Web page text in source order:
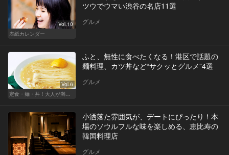
Vol.10
表紙カレンダー
ツウでウマい渋谷の名店11選
グルメ
Vol.6
定食・麺・丼！大人が満足できるサクッとグルメ
ふと、無性に食べたくなる！港区で話題の
麺料理、カツ丼など“サクッとグルメ”4選
グルメ
小洒落た雰囲気が、デートにぴったり！本
場のソウルフルな味を楽しめる、恵比寿の
韓国料理店
グルメ